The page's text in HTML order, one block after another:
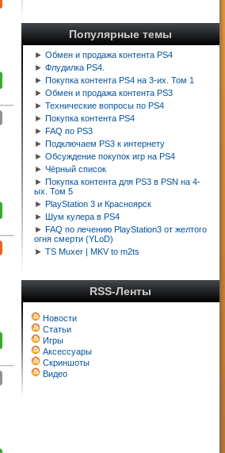
Популярные темы
► Обмен и продажа контента PS4
► Флудилка PS4.
► Покупка контента PS4 на 3-их. Том 1
► Обмен и продажа контента PS3
► Технические вопросы по PS4
► Покупка контента PS4
► FAQ по PS3
► Подключаем PS3 к интернету
► Обсуждение покупок игр на PS4
► Чёрный список
► Покупка контента для PS3 в PSN на 4-
ых. Том 5
► PlayStation 3 и Красноярск
► Шум кулера в PS4
► FAQ по лечению PlayStation3 от желтого
огня смерти (YLoD)
► TS Muxer | MKV to m2ts
RSS-Ленты
Новости
Статьи
Игры
Аксессуары
Скриншоты
Видео